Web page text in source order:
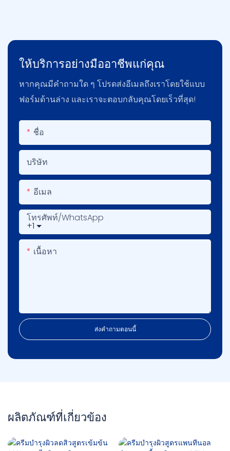
ให้บริการอย่างมืออาชีพแก่คุณ
หากคุณมีคำถามใด ๆ โปรดส่งอีเมลถึงเราโดยใช้แบบ
ฟอร์มด้านล่าง และเราจะตอบกลับคุณโดยเร็วที่สุด!
ชื่อ
บริษัท
อีเมล
+1
โทรศัพท์/WhatsApp
เนื้อหา
ส่งคำถามตอนนี้
ผลิตภัณฑ์ที่เกี่ยวข้อง